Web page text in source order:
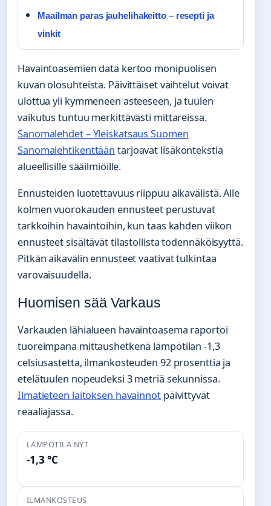
Maailman paras jauhelihakeitto – resepti ja
vinkit
Havaintoasemien data kertoo monipuolisen
kuvan olosuhteista. Päivittäiset vaihtelut voivat
ulottua yli kymmeneen asteeseen, ja tuulen
vaikutus tuntuu merkittävästi mittareissa.
Sanomalehdet – Yleiskatsaus Suomen
Sanomalehtikenttään tarjoavat lisäkontekstia
alueellisille sääilmiöille.
Ennusteiden luotettavuus riippuu aikavälistä. Alle
kolmen vuorokauden ennusteet perustuvat
tarkkoihin havaintoihin, kun taas kahden viikon
ennusteet sisältävät tilastollista todennäköisyyttä.
Pitkän aikavälin ennusteet vaativat tulkintaa
varovaisuudella.
Huomisen sää Varkaus
Varkauden lähialueen havaintoasema raportoi
tuoreimpana mittaushetkenä lämpötilan -1,3
celsiusastetta, ilmankosteuden 92 prosenttia ja
etelätuulen nopeudeksi 3 metriä sekunnissa.
Ilmatieteen laitoksen havainnotpäivittyvät
reaaliajassa.
LÄMPÖTILA NYT
-1,3 °C
ILMANKOSTEUS